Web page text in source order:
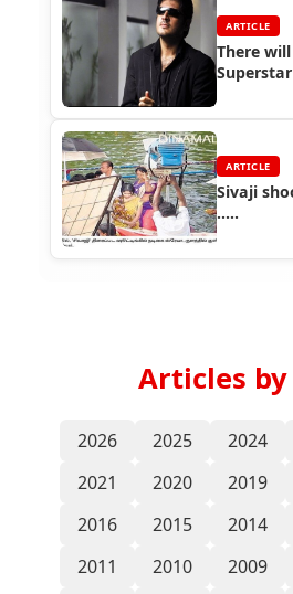
ARTICLE
There
ARTICLE
Sivaji
.....
Articles by
2026 2025 2024
2021
2020 2019
2016
2015 2014
2011
2010 2009